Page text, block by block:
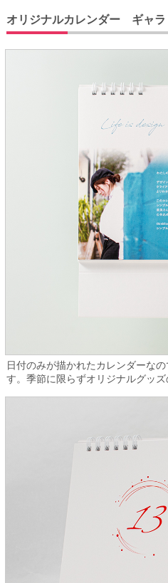
オリジナルカレンダー ギャラ
日付のみが描かれたカレンダーな
す。季節に限らずオリジナルグッ